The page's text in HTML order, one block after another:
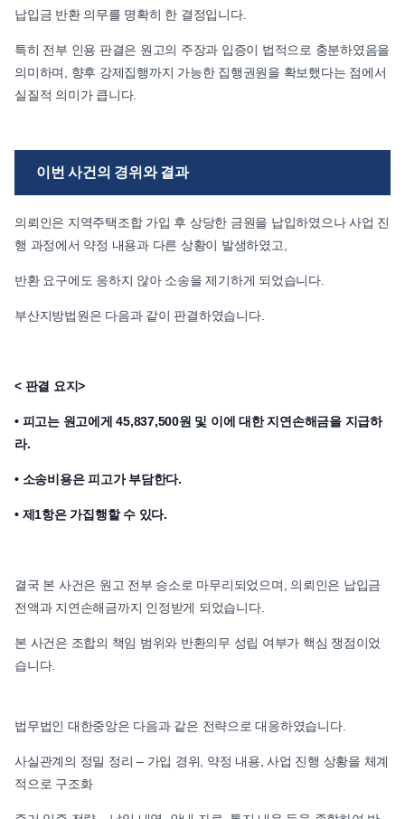
납입금 반환 의무를 명확히 한 결정입니다.
특히 전부 인용 판결은 원고의 주장과 입증이 법적으로 충분하였음을
의미하며, 향후 강제집행까지 가능한 집행권원을 확보했다는 점에서
실질적 의미가 큽니다.
이번 사건의 경위와 결과
의뢰인은 지역주택조합 가입 후 상당한 금원을 납입하였으나 사업 진
행 과정에서 약정 내용과 다른 상황이 발생하였고,
반환 요구에도 응하지 않아 소송을 제기하게 되었습니다.
​부산지방법원은 다음과 같이 판결하였습니다.
< 판결 요지>
• 피고는 원고에게 45,837,500원 및 이에 대한 지연손해금을 지급하
라.
• 소송비용은 피고가 부담한다.
• 제1항은 가집행할 수 있다.
결국 본 사건은 원고 전부 승소로 마무리되었으며, 의뢰인은 납입금
전액과 지연손해금까지 인정받게 되었습니다.
본 사건은 조합의 책임 범위와 반환의무 성립 여부가 핵심 쟁점이었
습니다.
법무법인 대한중앙은 다음과 같은 전략으로 대응하였습니다.
​사실관계의 정밀 정리 – 가입 경위, 약정 내용, 사업 진행 상황을 체계
적으로 구조화